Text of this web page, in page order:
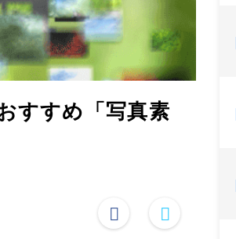
すすめ「写真素